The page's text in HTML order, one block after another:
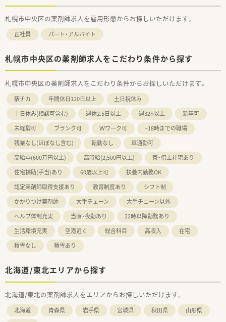
札幌市中央区の薬剤師求人を雇用形態からお探しいただけます。
正社員 パート・アルバイト
札幌市中央区の薬剤師求人をこだわり条件から探す
札幌市中央区の薬剤師求人をこだわり条件からお探しいただけます。
駅チカ 年間休日120日以上
土日祝休み
土日休み(相談可含む)
週休2.5日以上 週32h以上
新卒可
未経験可
ブランク可 Ｗワーク可
~18時までの職場
残業なし(ほぼなし含む)
転勤なし
車通勤可
高給与(600万円以上)
高時給(2,500円以上)
寮・借上社宅あり
住宅補助(手当)あり
60歳以上可
扶養内勤務OK
認定薬剤師取得支援あり
教育制度あり
シフト制
かかりつけ薬剤師
大手チェーン
大手チェーン以外
ヘルプ体制充実
当直・夜勤あり
22時以降勤務あり
生活環境充実
空港近く 総合科目 高収入
在宅
積雪なし
積雪あり
北海道/東北エリアから探す
北海道/東北の薬剤師求人をエリアからお探しいただけます。
北海道 青森県 岩手県 宮城県 秋田県
山形県